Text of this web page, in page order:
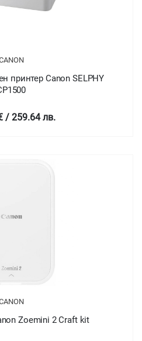
принтер Canon SELPHY
/ 259.64 лв.
Zoemini 2 Craft kit